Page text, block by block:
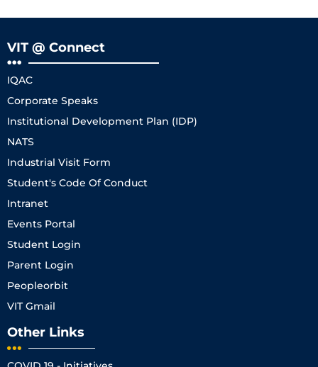
VIT @ Connect
IQAC
Corporate Speaks
Institutional Development Plan (IDP)
NATS
Industrial Visit Form
Student's Code Of Conduct
Intranet
Events Portal
Student Login
Parent Login
Peopleorbit
VIT Gmail
Other Links